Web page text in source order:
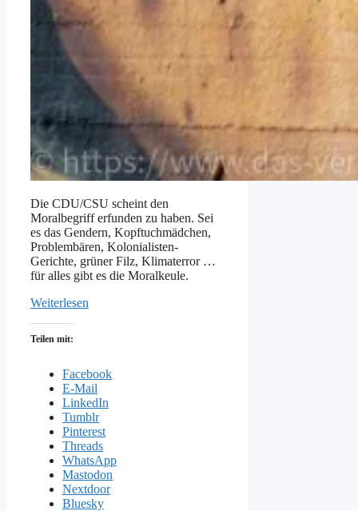
Die CDU/CSU scheint den
Moralbegriff erfunden zu haben. Sei
es das Gendern, Kopftuchmädchen,
Problembären, Kolonialisten-
Gerichte, grüner Filz, Klimaterror …
für alles gibt es die Moralkeule.
Weiterlesen
Teilen mit:
Facebook
E-Mail
LinkedIn
Tumblr
Pinterest
Threads
WhatsApp
Mastodon
Nextdoor
Bluesky